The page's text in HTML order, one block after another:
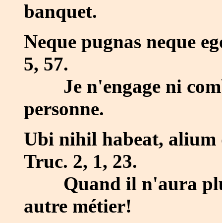
banquet.
Neque pugnas neque
5, 57.
Je n'engage ni
personne.
Ubi nihil habeat, alium
Truc. 2, 1, 23.
Quand il n'aura
autre métier!